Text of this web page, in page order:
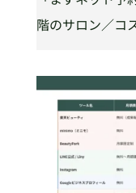
階のサロン／コ